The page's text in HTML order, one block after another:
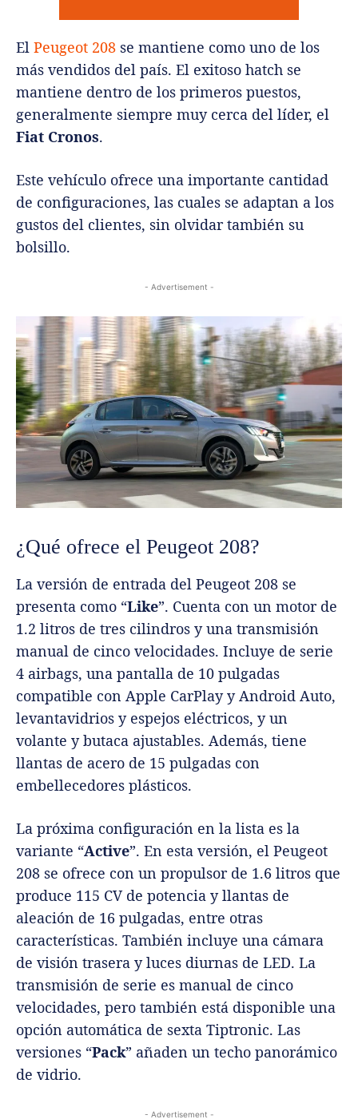
El Peugeot 208 se mantiene como uno de los
más vendidos del país. El exitoso hatch se
mantiene dentro de los primeros puestos,
generalmente siempre muy cerca del líder, el
Fiat Cronos.
Este vehículo ofrece una importante cantidad
de configuraciones, las cuales se adaptan a los
gustos del clientes, sin olvidar también su
bolsillo.
- Advertisement -
¿Qué ofrece el Peugeot 208?
La versión de entrada del Peugeot 208 se
presenta como “Like”. Cuenta con un motor de
1.2 litros de tres cilindros y una transmisión
manual de cinco velocidades. Incluye de serie
4 airbags, una pantalla de 10 pulgadas
compatible con Apple CarPlay y Android Auto,
levantavidrios y espejos eléctricos, y un
volante y butaca ajustables. Además, tiene
llantas de acero de 15 pulgadas con
embellecedores plásticos.
La próxima configuración en la lista es la
variante “Active”. En esta versión, el Peugeot
208 se ofrece con un propulsor de 1.6 litros que
produce 115 CV de potencia y llantas de
aleación de 16 pulgadas, entre otras
características. También incluye una cámara
de visión trasera y luces diurnas de LED. La
transmisión de serie es manual de cinco
velocidades, pero también está disponible una
opción automática de sexta Tiptronic. Las
versiones “Pack” añaden un techo panorámico
de vidrio.
- Advertisement -